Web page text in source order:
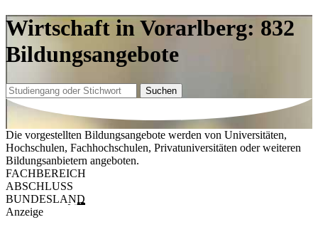
Wirtschaft in Vorarlberg: 832
Bildungsangebote
Suchen
Die vorgestellten Bildungsangebote werden von Universitäten,
Hochschulen, Fachhochschulen, Privatuniversitäten oder weiteren
Bildungsanbietern angeboten.
FACHBEREICH
ABSCHLUSS
BUNDESLAND
Anzeige